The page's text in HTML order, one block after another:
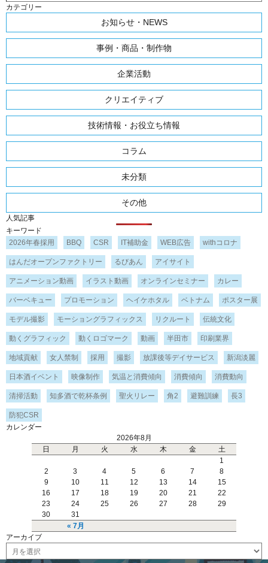
カテゴリー
お知らせ・NEWS
事例・商品・制作物
企業活動
クリエイティブ
技術情報・お役立ち情報
コラム
未分類
その他
人気記事
キーワード
2026年春採用
BBQ CSR IT補助金 WEB広告 withコロナ
はんだオープンファクトリー るびあん アイサイト
アニメーション動画 イラスト動画 オンラインセミナー カレー
バーベキュー プロモーション ヘイケホタル ベトナム ポスター展
モデル撮影 モーショングラフィックス リクルート 伝統文化
動くグラフィック 動くロゴマーク 動画 半田市 印刷業界
地域貢献 女人禁制 採用 撮影 放課後等デイサービス 新潟淡麗
日本酒イベント 映像制作 気温と消費傾向 消費傾向 消費動向
清掃活動 知多酒で乾杯条例 聖火リレー 角2 避難訓練 長3
防犯CSR
カレンダー
2026年8月
日
月 火 水 木 金 土
« 7月
1
2
3 4 5 6 7
8
9
10 11 12 13 14
15
16
17 18 19 20 21
22
23
24 25 26 27 28
29
30
31
アーカイブ
ー